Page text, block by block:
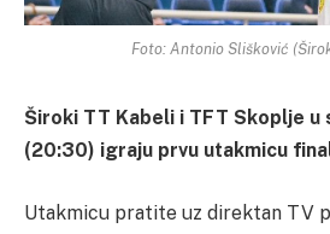
Foto: Antonio Slišković
Široki TT Kabeli i TFT Skoplje u
(20:30) igraju prvu utakmicu
Utakmicu pratite uz direktan TV